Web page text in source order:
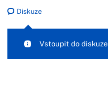
Diskuze
Vstoupit do diskuze